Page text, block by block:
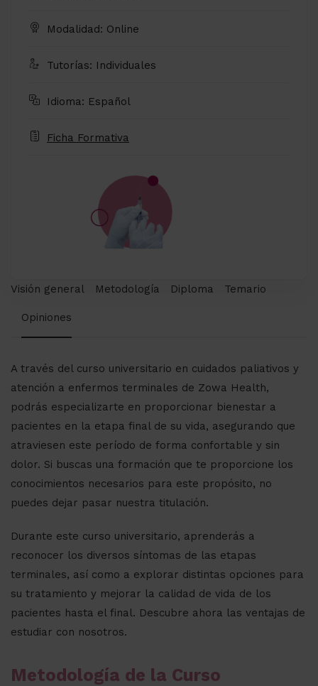
Visión general Metodología Diploma Temario
Opiniones
A través del curso universitario en cuidados paliativos y
atención a enfermos terminales de Zowa Health,
podrás especializarte en proporcionar bienestar a
pacientes en la etapa final de su vida, asegurando que
atraviesen este período de forma confortable y sin
dolor. Si buscas una formación que te proporcione los
conocimientos necesarios para este propósito, no
puedes dejar pasar nuestra titulación.
Durante este curso universitario, aprenderás a
reconocer los diversos síntomas de las etapas
terminales, así como a explorar distintas opciones para
su tratamiento y mejorar la calidad de vida de los
pacientes hasta el final. Descubre ahora las ventajas de
estudiar con nosotros.
Metodología de la Curso
Modalidad: Online
Tutorías: Individuales
Idioma: Español
Ficha Formativa